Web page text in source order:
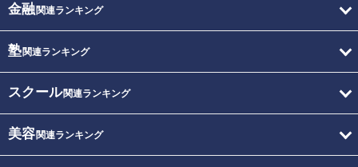
金融関連ランキング
塾関連ランキング
スクール関連ランキング
美容関連ランキング